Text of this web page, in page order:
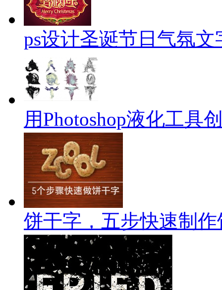
ps设计圣诞节日气氛文
用Photoshop液化工具
饼干字，五步快速制